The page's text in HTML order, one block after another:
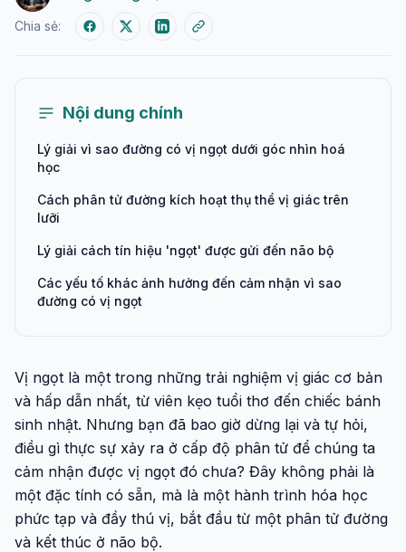
Chia sẻ:
Nội dung chính
Lý giải vì sao đường có vị ngọt dưới góc nhìn hoá
học
Cách phân tử đường kích hoạt thụ thể vị giác trên
lưỡi
Lý giải cách tín hiệu 'ngọt' được gửi đến não bộ
Các yếu tố khác ảnh hưởng đến cảm nhận vì sao
đường có vị ngọt
Vị ngọt là một trong những trải nghiệm vị giác cơ bản
và hấp dẫn nhất, từ viên kẹo tuổi thơ đến chiếc bánh
sinh nhật. Nhưng bạn đã bao giờ dừng lại và tự hỏi,
điều gì thực sự xảy ra ở cấp độ phân tử để chúng ta
cảm nhận được vị ngọt đó chưa? Đây không phải là
một đặc tính có sẵn, mà là một hành trình hóa học
phức tạp và đầy thú vị, bắt đầu từ một phân tử đường
và kết thúc ở não bộ.